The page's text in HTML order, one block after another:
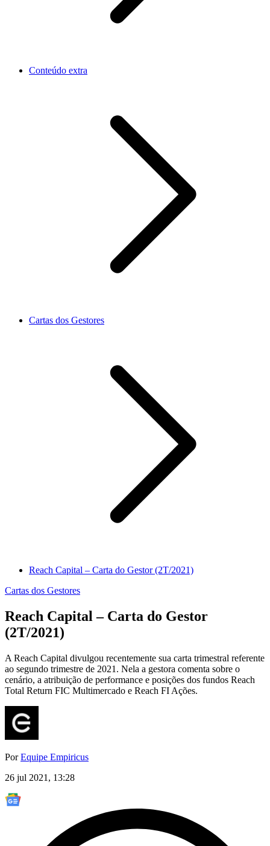
Conteúdo extra
Cartas dos Gestores
Reach Capital – Carta do Gestor (2T/2021)
Cartas dos Gestores
Reach Capital – Carta do Gestor
(2T/2021)
A Reach Capital divulgou recentemente sua carta trimestral referente
ao segundo trimestre de 2021. Nela a gestora comenta sobre o
cenário, a atribuição de performance e posições dos fundos Reach
Total Return FIC Multimercado e Reach FI Ações.
PorEquipe Empiricus
26 jul 2021, 13:28